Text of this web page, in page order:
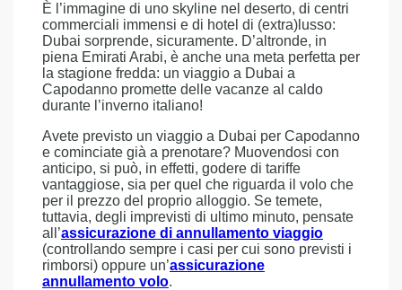
È l’immagine di uno skyline nel deserto, di centri
commerciali immensi e di hotel di (extra)lusso:
Dubai sorprende, sicuramente. D’altronde, in
piena Emirati Arabi, è anche una meta perfetta per
la stagione fredda: un viaggio a Dubai a
Capodanno promette delle vacanze al caldo
durante l’inverno italiano!
Avete previsto un viaggio a Dubai per Capodanno
e cominciate già a prenotare? Muovendosi con
anticipo, si può, in effetti, godere di tariffe
vantaggiose, sia per quel che riguarda il volo che
per il prezzo del proprio alloggio. Se temete,
tuttavia, degli imprevisti di ultimo minuto, pensate
all’assicurazione di annullamento viaggio
(controllando sempre i casi per cui sono previsti i
rimborsi) oppure un’assicurazione
annullamento volo.